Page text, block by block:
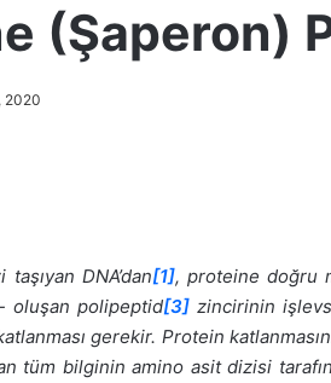
(Şaperon)
2020
DNA’dan[1], proteine doğru
oluşan polipeptid[3] zincirinin
gerekir. Protein
tüm bilginin amino asit dizisi